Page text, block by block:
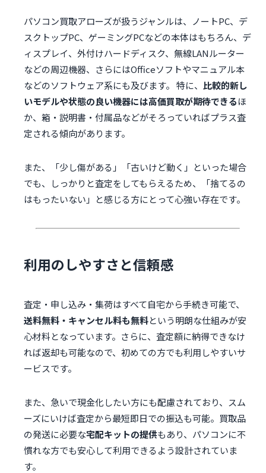
パソコン買取アローズが扱うジャンルは、ノートPC、デ
スクトップPC、ゲーミングPCなどの本体はもちろん、デ
ィスプレイ、外付けハードディスク、無線LANルーター
などの周辺機器、さらにはOfficeソフトやマニュアル本
などのソフトウェア系にも及びます。 特に、 比較的新し
いモデルや状態の良い機器には高価買取が期待できるほ
か、箱・説明書・付属品などがそろっていればプラス査
定される傾向があります。
また、「少し傷がある」「古いけど動く」といった場合
でも、しっかりと査定をしてもらえるため、「捨てるの
はもったいない」と感じる方にとって心強い存在です。
利用のしやすさと信頼感
査定・申し込み・集荷はすべて自宅から手続き可能で、
送料無料・キャンセル料も無料という明朗な仕組みが安
心材料となっています。さらに、査定額に納得できなけ
れば返却も可能なので、初めての方でも利用しやすいサ
ービスです。
また、急いで現金化したい方にも配慮されており、スム
ーズにいけば査定から最短即日での振込も可能。買取品
の発送に必要な宅配キットの提供もあり、パソコンに不
慣れな方でも安心して利用できるよう設計されていま
す。